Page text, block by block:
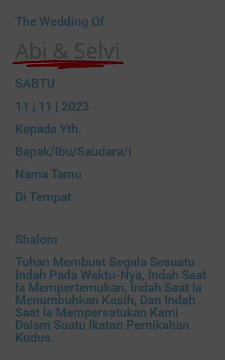
The Wedding Of
Abi & Selvi
SABTU
11 | 11 | 2023
Kepada Yth.
Bapak/Ibu/Saudara/i
Nama Tamu
Di Tempat
Shalom
Tuhan Membuat Segala Sesuatu
Indah Pada Waktu-Nya, Indah Saat
Ia Mempertemukan, Indah Saat Ia
Menumbuhkan Kasih, Dan Indah
Saat Ia Mempersatukan Kami
Dalam Suatu Ikatan Pernikahan
Kudus.